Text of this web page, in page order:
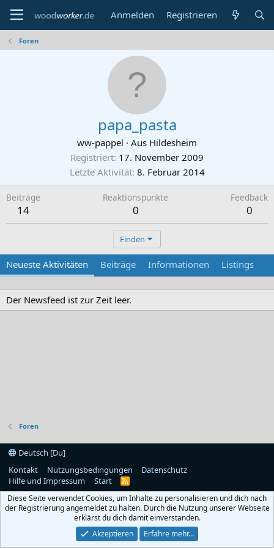
Anmelden Registrieren
Foren
papa_pasta
ww-pappel · Aus Hildesheim
Registriert 17. November 2009
Letzte Aktivität 8. Februar 2014
Beiträge
14
Reaktionspunkte
0
Feedback
0
Finden
Neueste Aktivitäten Beiträge Informationen Listings
Der Newsfeed ist zur Zeit leer.
Foren
Deutsch [Du]
Kontakt
Nutzungsbedingungen
Datenschutz
Hilfe und Impressum
Start
R
S
Diese Seite verwendet Cookies, um Inhalte zu personalisieren und dich nach
der Registrierung angemeldet zu halten. Durch die Nutzung unserer Webseite
erklärst du dich damit einverstanden.
Akzeptieren
Erfahre mehr…